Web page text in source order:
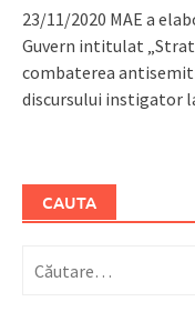
23/11/2020 MAE a
Guvern intitulat
combaterea
discursului instigator
CAUTA
după: